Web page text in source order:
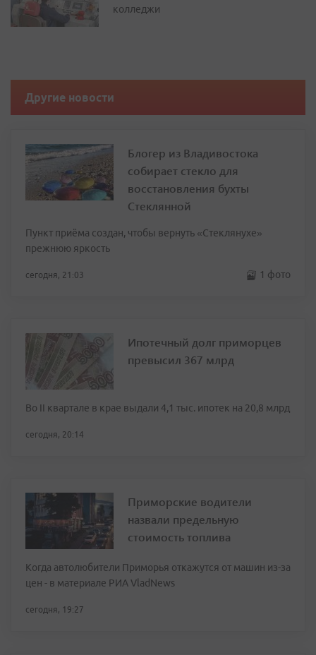
колледжи
Другие новости
Блогер из Владивостока
собирает стекло для
восстановления бухты
Стеклянной
Пункт приёма создан, чтобы вернуть «Стеклянухе»
прежнюю яркость
сегодня, 21:03 1 фото
Ипотечный долг приморцев
превысил 367 млрд
Во II квартале в крае выдали 4,1 тыс. ипотек на 20,8 млрд
сегодня, 20:14
Приморские водители
назвали предельную
стоимость топлива
Когда автолюбители Приморья откажутся от машин из-за
цен - в материале РИА VladNews
сегодня, 19:27